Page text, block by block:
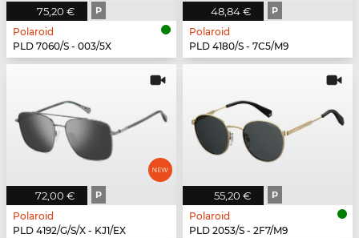
75,20 € P
Polaroid
PLD 7060/S - 003/5X
48,84 € P
Polaroid
PLD 4180/S - 7C5/M9
72,00 € P
Polaroid
PLD 4192/G/S/X - KJ1/EX
55,20 € P
Polaroid
PLD 2053/S - 2F7/M9